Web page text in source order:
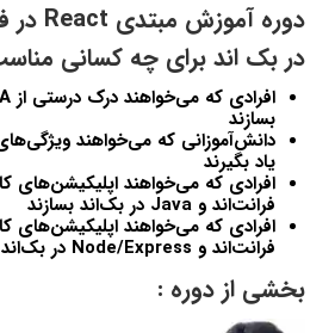
در بک اند برای چه کسانی
بسازند
یاد بگیرند
فرانت‌اند و Java در بک‌اند بسازند
فرانت‌اند و Node/Express در بک‌اند بسازند
بخشی از دوره :